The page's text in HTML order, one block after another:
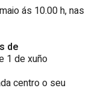
ás 10.00 h, nas
de
1 de xuño
centro o seu